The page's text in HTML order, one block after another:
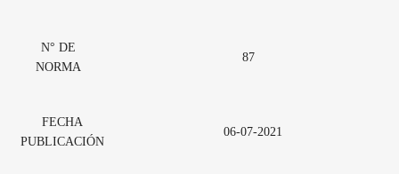
N° DE
NORMA
87
FECHA
PUBLICACIÓN
06-07-2021